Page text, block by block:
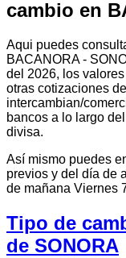
cambio en
Aqui puedes
BACANORA -
del 2026, los
otras cotizaciones
intercambian/
bancos a lo largo
divisa.
Así mismo puedes
previos y del día de
de mañana Viernes
Tipo de
de SONORA